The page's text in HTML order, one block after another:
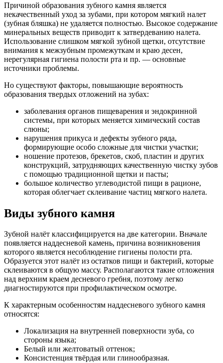
Причиной образования зубного камня является
некачественный уход за зубами, при котором мягкий налет
(зубная бляшка) не удаляется полностью. Высокое содержание
минеральных веществ приводит к затвердеванию налета.
Использование слишком мягкой зубной щетки, отсутствие
внимания к межзубным промежуткам и краю десен,
нерегулярная гигиена полости рта и пр. — основные
источники проблемы.
Но существуют факторы, повышающие вероятность
образования твердых отложений на зубах:
заболевания органов пищеварения и эндокринной
системы, при которых меняется химический состав
слюны;
нарушения прикуса и дефекты зубного ряда,
формирующие особо сложные для чистки участки;
ношение протезов, брекетов, скоб, пластин и других
конструкций, затрудняющих качественную чистку зубов
с помощью традиционной щетки и пасты;
большое количество углеводистой пищи в рационе,
которая облегчает склеивание частиц мягкого налета.
Виды зубного камня
Зубной налёт классифицируется на две категории. Вначале
появляется наддесневой камень, причина возникновения
которого является несоблюдение гигиены полости рта.
Образуется этот налёт из остатков пищи и бактерий, которые
склеиваются в общую массу. Располагаются такие отложения
над верхним краем десневого гребня, поэтому легко
диагностируются при профилактическом осмотре.
К характерным особенностям наддесневого зубного камня
относятся:
Локализация на внутренней поверхности зуба, со
стороны языка;
Белый или желтоватый оттенок;
Консистенция твёрдая или глинообразная.